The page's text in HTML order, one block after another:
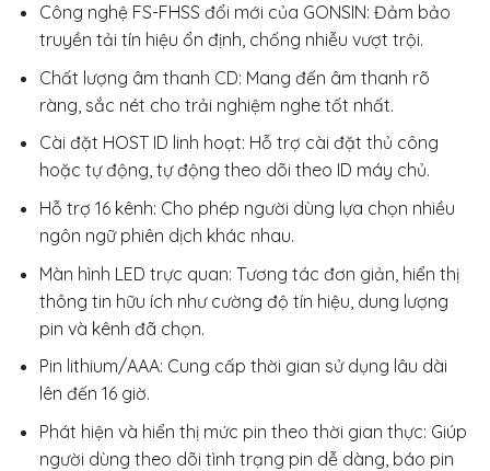
Công nghệ FS-FHSS đổi mới của GONSIN: Đảm bảo
truyền tải tín hiệu ổn định, chống nhiễu vượt trội.
Chất lượng âm thanh CD: Mang đến âm thanh rõ
ràng, sắc nét cho trải nghiệm nghe tốt nhất.
Cài đặt HOST ID linh hoạt: Hỗ trợ cài đặt thủ công
hoặc tự động, tự động theo dõi theo ID máy chủ.
Hỗ trợ 16 kênh: Cho phép người dùng lựa chọn nhiều
ngôn ngữ phiên dịch khác nhau.
Màn hình LED trực quan: Tương tác đơn giản, hiển thị
thông tin hữu ích như cường độ tín hiệu, dung lượng
pin và kênh đã chọn.
Pin lithium/AAA: Cung cấp thời gian sử dụng lâu dài
lên đến 16 giờ.
Phát hiện và hiển thị mức pin theo thời gian thực: Giúp
người dùng theo dõi tình trạng pin dễ dàng, báo pin